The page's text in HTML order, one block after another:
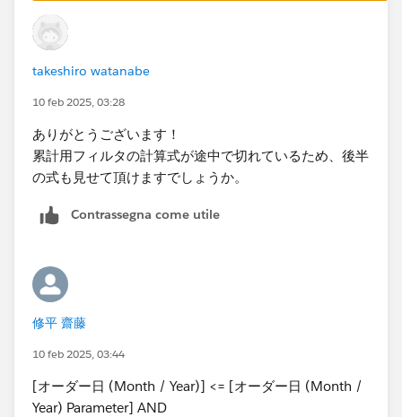
そのフィールドからパラメータを作成​
パラメータを使って単月用と累計用の2つのフィルタフ
ィールドを作成し、各シートに設置
<2022年11月を選択したときの例>
takeshiro watanabe
10 feb 2025, 03:28
ありがとうございます！
累計用フィルタの計算式が途中で切れているため、後半
の式も見せて頂けますでしょうか。
Contrassegna come utile
修平 齋藤
10 feb 2025, 03:44
[オーダー日 (Month / Year)] <= [オーダー日 (Month /
Year) Parameter] AND